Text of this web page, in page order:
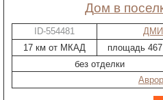
дом в
ID-554481
17 км от МКАД
площадь
без отделки